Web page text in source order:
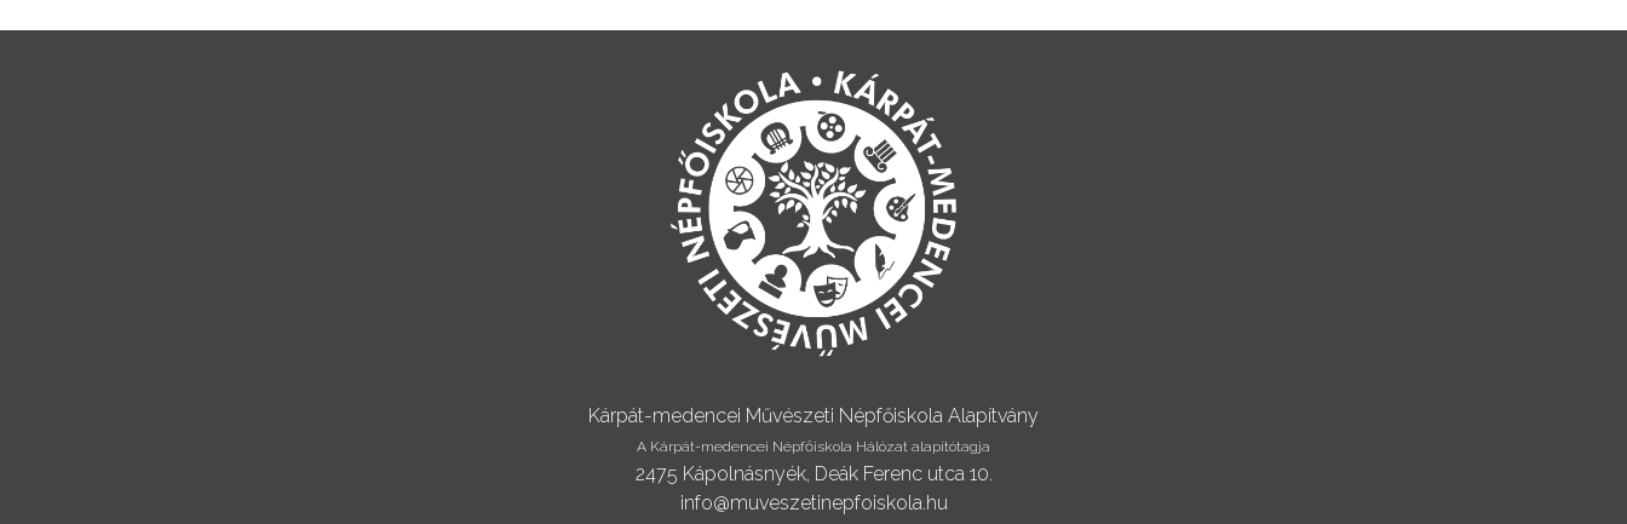
Kárpát-medencei Művészeti Népfőiskola Alapítvány
A Kárpát-medencei Népfőiskola Hálózat alapítótagja
2475 Kápolnásnyék, Deák Ferenc utca 10.
info@muveszetinepfoiskola.hu